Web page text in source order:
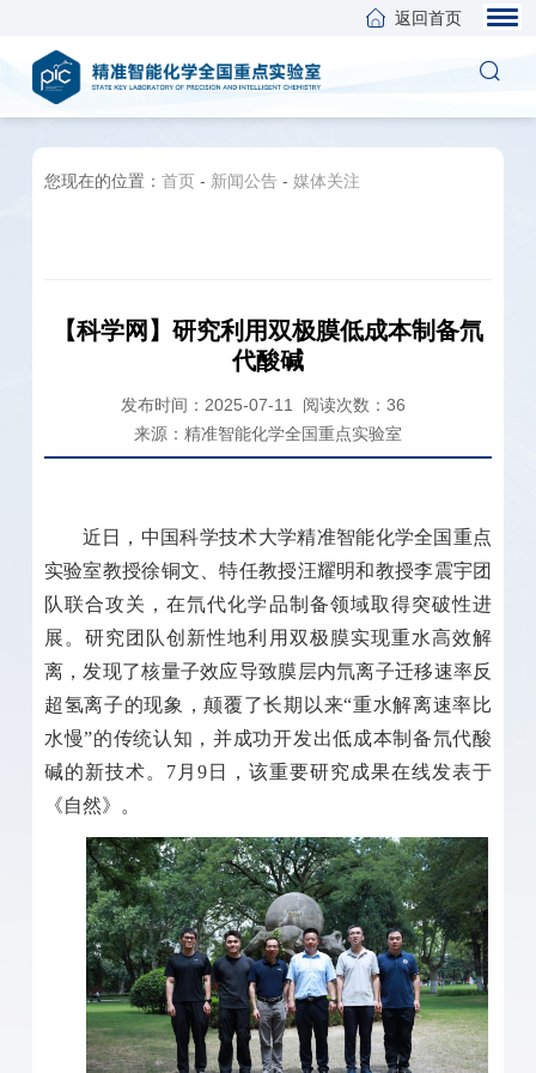
返回首页
您现在的位置： 首页- 新闻公告- 媒体关注
【科学网】研究利用双极膜低成本制备氘
代酸碱
发布时间：2025-07-11 阅读次数： 36
来源：精准智能化学全国重点实验室
近日，中国科学技术大学精准智能化学全国重点
实验室教授徐铜文、特任教授汪耀明和教授李震宇团
队联合攻关，在氘代化学品制备领域取得突破性进
展。研究团队创新性地利用双极膜实现重水高效解
离，发现了核量子效应导致膜层内氘离子迁移速率反
超氢离子的现象，颠覆了长期以来“重水解离速率比
水慢”的传统认知，并成功开发出低成本制备氘代酸
碱的新技术。 7月 9日，该重要研究成果在线发表于
《自然》。